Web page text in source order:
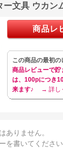
ー文具 ウカン
商品レ
この商品の最初の
商品レビューで貯
は、100pにつき
来ます♪
→ 詳し
ありません。
を書いてください